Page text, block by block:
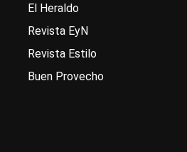
El Heraldo
Revista EyN
Revista Estilo
Buen Provecho